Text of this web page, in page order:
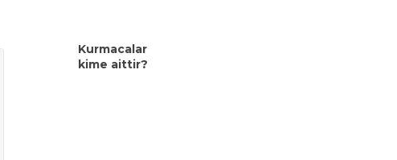
Kurmacalar
kime aittir?